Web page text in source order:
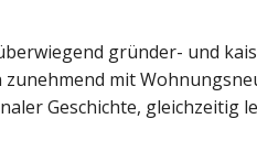
gründer- und
zunehmend mit
Geschichte, gleichzeitig